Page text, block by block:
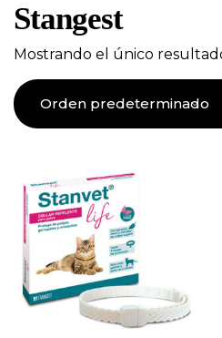
Stangest
Mostrando el único